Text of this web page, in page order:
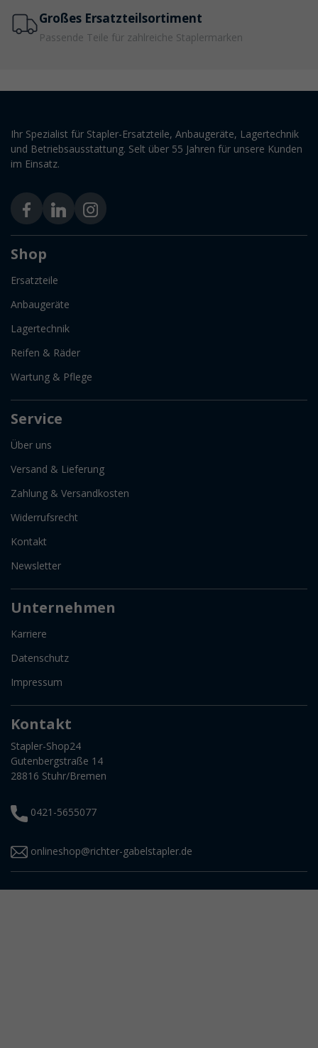
Großes Ersatzteilsortiment
Passende Teile für zahlreiche Staplermarken
Ihr Spezialist für Stapler-Ersatzteile, Anbaugeräte, Lagertechnik
und Betriebsausstattung. Selt über 55 Jahren für unsere Kunden
im Einsatz.
Shop
Ersatzteile
Anbaugeräte
Lagertechnik
Reifen & Räder
Wartung & Pflege
Service
Über uns
Versand & Lieferung
Zahlung & Versandkosten
Widerrufsrecht
Kontakt
Newsletter
Unternehmen
Karriere
Datenschutz
Impressum
Kontakt
Stapler-Shop24
Gutenbergstraße 14
28816 Stuhr/Bremen
0421-5655077
onlineshop@richter-gabelstapler.de